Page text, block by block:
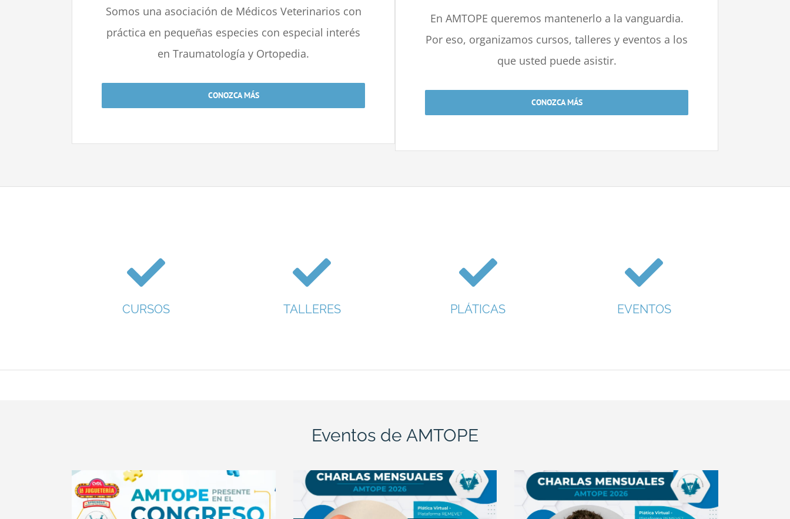
Somos una asociación de Médicos Veterinarios con
práctica en pequeñas especies con especial interés
en Traumatología y Ortopedia.
CONOZCA MÁS
En AMTOPE queremos mantenerlo a la vanguardia.
Por eso, organizamos cursos, talleres y eventos a los
que usted puede asistir.
CONOZCA MÁS
CURSOS TALLERES PLÁTICAS EVENTOS
Eventos de AMTOPE